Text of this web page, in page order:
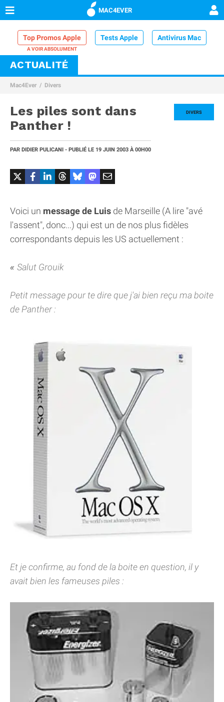
MAC4EVER
Top Promos Apple Tests Apple Antivirus Mac
VPN Mac
Comparatif iPhone
ACTUALITÉ
Mac4Ever Divers
DIVERS
Les piles sont dans
Panther !
PAR DIDIER PULICANI - PUBLIÉ LE 19 JUIN 2003 À 00H00
Voici un message de Luis de Marseille (A lire "avé
l'assent", donc...) qui est un de nos plus fidèles
correspondants depuis les US actuellement :
Salut Grouik
Petit message pour te dire que j'ai bien reçu ma boite
de Panther :
Et je confirme, au fond de la boite en question, il y
avait bien les fameuses piles :